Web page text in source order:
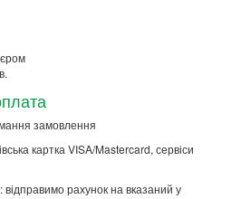
замовлення
картка VISA/Mastercard, сервіси
відправимо рахунок на вказаний у